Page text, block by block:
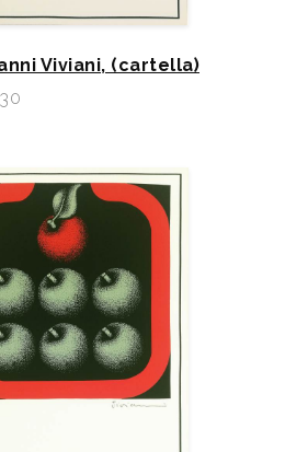
Viviani, (cartella)